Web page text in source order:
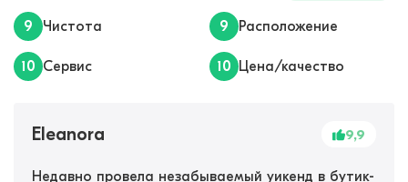
9 Чистота 9 Расположение
10 Сервис 10 Цена/качество
Eleanora 9,9
Недавно провела незабываемый уикенд в бутик-